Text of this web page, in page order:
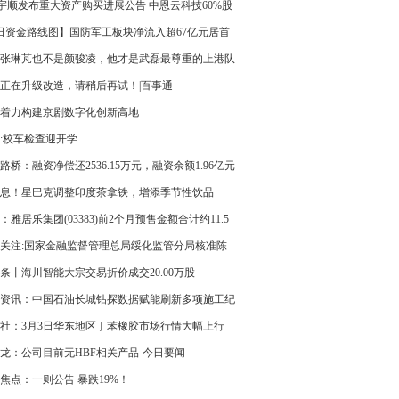
，最高票面利率为1.94%
顺发布重大资产购买进展公告 中恩云科技60%股
过户 关注
资金路线图】国防军工板块净流入超67亿元居首
机构抢筹多股
琳芃也不是颜骏凌，他才是武磊最尊重的上港队
得期待
在升级改造，请稍后再试！|百事通
力构建京剧数字化创新高地
校车检查迎开学
桥：融资净偿还2536.15万元，融资余额1.96亿元
热讯
！星巴克调整印度茶拿铁，增添季节性饮品
雅居乐集团(03383)前2个月预售金额合计约11.5
比减少29.88%
注:国家金融监督管理总局绥化监管分局核准陈
龙江安达农村商业银行股份有限公司董事
丨海川智能大宗交易折价成交20.00万股
讯：中国石油长城钻探数据赋能刷新多项施工纪
：3月3日华东地区丁苯橡胶市场行情大幅上行
：公司目前无HBF相关产品-今日要闻
点：一则公告 暴跌19%！